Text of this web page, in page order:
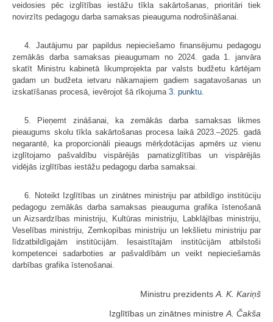
veidosies pēc izglītības iestāžu tīkla sakārtošanas, prioritāri tiek
novirzīts pedagogu darba samaksas pieauguma nodrošināšanai.
4. Jautājumu par papildus nepieciešamo finansējumu pedagogu
zemākās darba samaksas pieaugumam no 2024. gada 1. janvāra
skatīt Ministru kabinetā likumprojekta par valsts budžetu kārtējam
gadam un budžeta ietvaru nākamajiem gadiem sagatavošanas un
izskatīšanas procesā, ievērojot šā rīkojuma 3. punktu
5. Pieņemt zināšanai, ka zemākās darba samaksas likmes
pieaugums skolu tīkla sakārtošanas procesa laikā 2023.–2025. gadā
negarantē, ka proporcionāli pieaugs mērķdotācijas apmērs uz vienu
izglītojamo pašvaldību vispārējās pamatizglītības un vispārējās
vidējās izglītības iestāžu pedagogu darba samaksai.
6. Noteikt Izglītības un zinātnes ministriju par atbildīgo institūciju
pedagogu zemākās darba samaksas pieauguma grafika īstenošanā
un Aizsardzības ministriju, Kultūras ministriju, Labklājības ministriju,
Veselības ministriju, Zemkopības ministriju un Iekšlietu ministriju par
līdzatbildīgajām institūcijām. Iesaistītajām institūcijām atbilstoši
kompetencei sadarboties ar pašvaldībām un veikt nepieciešamās
darbības grafika īstenošanai.
Ministru prezidents A. K. Kariņš
Izglītības un zinātnes ministre A. Čakša